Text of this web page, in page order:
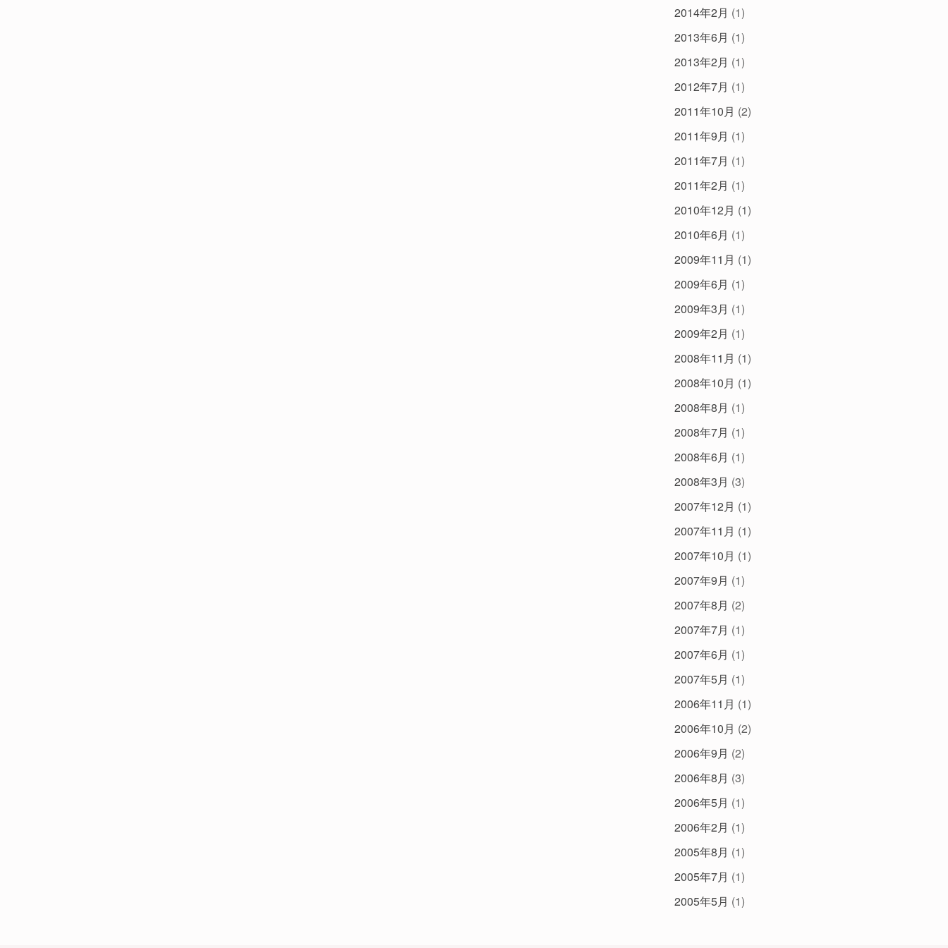
2014年2月 (1)
2013年6月 (1)
2013年2月 (1)
2012年7月 (1)
2011年10月 (2)
2011年9月 (1)
2011年7月 (1)
2011年2月 (1)
2010年12月 (1)
2010年6月 (1)
2009年11月 (1)
2009年6月 (1)
2009年3月 (1)
2009年2月 (1)
2008年11月 (1)
2008年10月 (1)
2008年8月 (1)
2008年7月 (1)
2008年6月 (1)
2008年3月 (3)
2007年12月 (1)
2007年11月 (1)
2007年10月 (1)
2007年9月 (1)
2007年8月 (2)
2007年7月 (1)
2007年6月 (1)
2007年5月 (1)
2006年11月 (1)
2006年10月 (2)
2006年9月 (2)
2006年8月 (3)
2006年5月 (1)
2006年2月 (1)
2005年8月 (1)
2005年7月 (1)
2005年5月 (1)